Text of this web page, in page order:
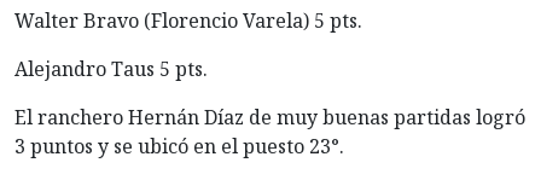
Walter Bravo (Florencio Varela) 5 pts.
Alejandro Taus 5 pts.
El ranchero Hernán Díaz de muy buenas partidas logró
3 puntos y se ubicó en el puesto 23°.